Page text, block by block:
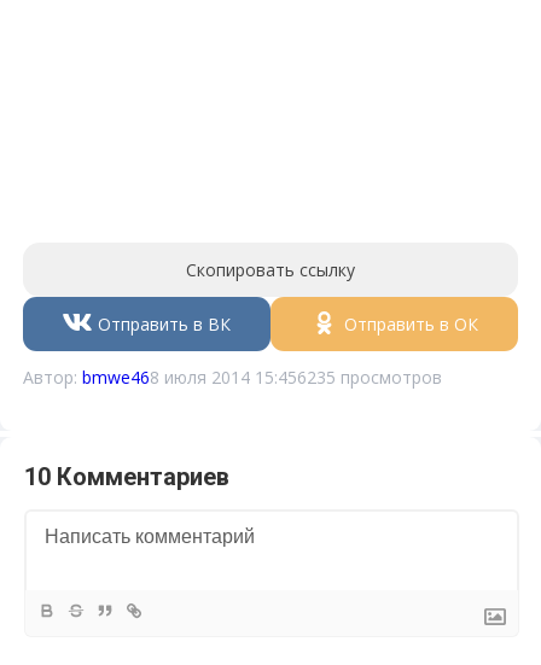
Скопировать ссылку
Отправить в ВК Отправить в ОК
Автор:bmwe468 июля 2014 15:456235 просмотров
10 Комментариев